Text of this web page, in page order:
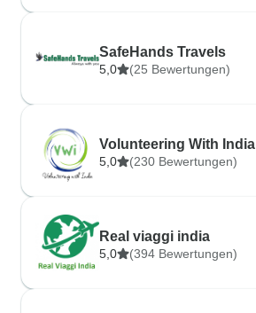
SafeHands Travels
5,0 (25 Bewertungen)
Volunteering With India
5,0 (230 Bewertungen)
Real viaggi india
5,0 (394 Bewertungen)